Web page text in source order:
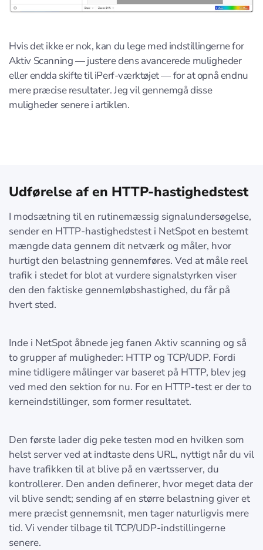
Hvis det ikke er nok, kan du lege med indstillingerne for
Aktiv Scanning — justere dens avancerede muligheder
eller endda skifte til iPerf-værktøjet — for at opnå endnu
mere præcise resultater. Jeg vil gennemgå disse
muligheder senere i artiklen.
Udførelse af en HTTP-hastighedstest
I modsætning til en rutinemæssig signalundersøgelse,
sender en HTTP-hastighedstest i NetSpot en bestemt
mængde data gennem dit netværk og måler, hvor
hurtigt den belastning gennemføres. Ved at måle reel
trafik i stedet for blot at vurdere signalstyrken viser
den den faktiske gennemløbshastighed, du får på
hvert sted.
Inde i NetSpot åbnede jeg fanen Aktiv scanning og så
to grupper af muligheder: HTTP og TCP/UDP. Fordi
mine tidligere målinger var baseret på HTTP, blev jeg
ved med den sektion for nu. For en HTTP-test er der to
kerneindstillinger, som former resultatet.
Den første lader dig peke testen mod en hvilken som
helst server ved at indtaste dens URL, nyttigt når du vil
have trafikken til at blive på en værtsserver, du
kontrollerer. Den anden definerer, hvor meget data der
vil blive sendt; sending af en større belastning giver et
mere præcist gennemsnit, men tager naturligvis mere
tid. Vi vender tilbage til TCP/UDP-indstillingerne
senere.